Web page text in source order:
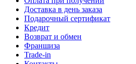
Доставка в день заказа
Подарочный сертификат
Кредит
Возврат и обмен
Франшиза
Trade-in